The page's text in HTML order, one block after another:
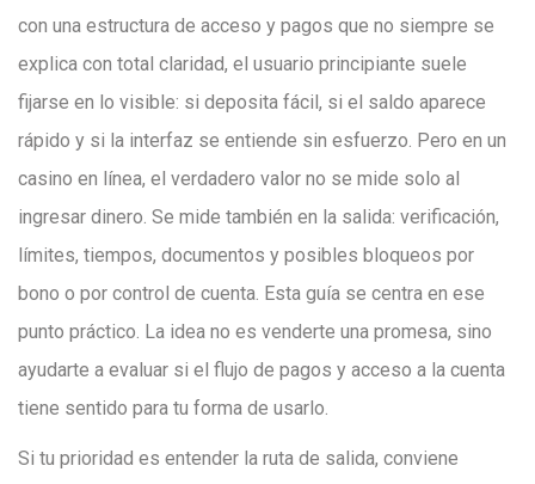
con una estructura de acceso y pagos que no siempre se
explica con total claridad, el usuario principiante suele
fijarse en lo visible: si deposita fácil, si el saldo aparece
rápido y si la interfaz se entiende sin esfuerzo. Pero en un
casino en línea, el verdadero valor no se mide solo al
ingresar dinero. Se mide también en la salida: verificación,
límites, tiempos, documentos y posibles bloqueos por
bono o por control de cuenta. Esta guía se centra en ese
punto práctico. La idea no es venderte una promesa, sino
ayudarte a evaluar si el flujo de pagos y acceso a la cuenta
tiene sentido para tu forma de usarlo.
Si tu prioridad es entender la ruta de salida, conviene